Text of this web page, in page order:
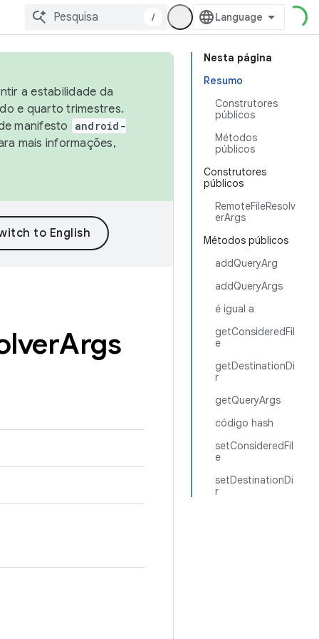
/
Nesta página
Resumo
Construtores
públicos
Métodos
públicos
Construtores
públicos
RemoteFileResolv
erArgs
Métodos públicos
addQueryArg
addQueryArgs
é igual a
getConsideredFil
e
getDestinationDi
r
getQueryArgs
código hash
setConsideredFil
e
setDestinationDi
r
a estabilidade da
e quarto trimestres.
manifesto
android-
mais informações,
Args